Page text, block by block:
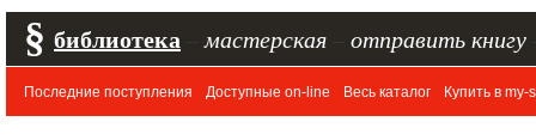
§ библиотека мастерская отправить книгу
Последние поступления Доступные on-line Весь каталог Купить в my-